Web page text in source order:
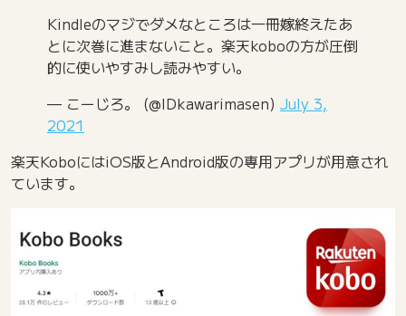
Kindleのマジでダメなところは一冊嫁終えたあ
とに次巻に進まないこと。楽天koboの方が圧倒
的に使いやすみし読みやすい。
— こーじろ。 (@IDkawarimasen) July 3,
2021
楽天KoboにはiOS版とAndroid版の専用アプリが用意され
ています。